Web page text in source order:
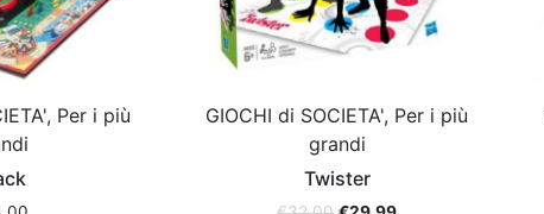
Per i più
GIOCHI di SOCIETA', Per i più
grandi
Twister